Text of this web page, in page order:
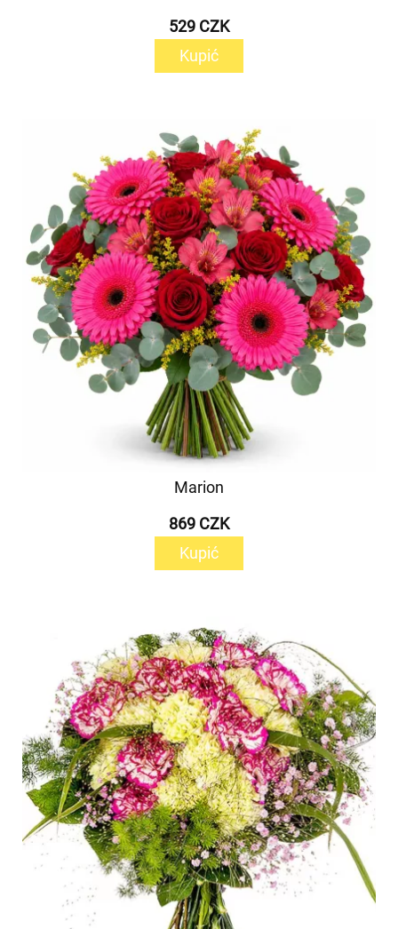
529 CZK
Kupić
Marion
869 CZK
Kupić